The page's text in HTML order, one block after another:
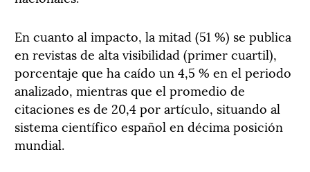
En cuanto al impacto, la mitad (51 %) se publica
en revistas de alta visibilidad (primer cuartil),
porcentaje que ha caído un 4,5 % en el periodo
analizado, mientras que el promedio de
citaciones es de 20,4 por artículo, situando al
sistema científico español en décima posición
mundial.